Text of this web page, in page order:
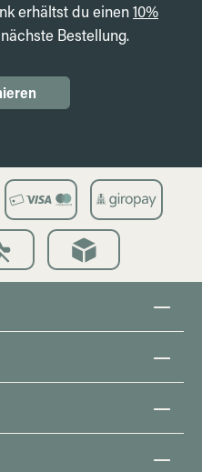
erhältst du einen10%
Bestellung.